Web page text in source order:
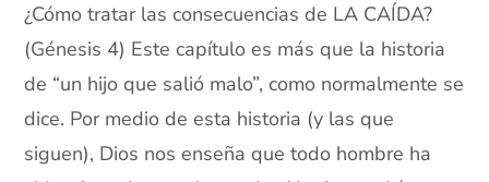
¿Cómo tratar las consecuencias de LA CAÍDA?
(Génesis 4) Este capítulo es más que la historia
de “un hijo que salió malo”, como normalmente se
dice. Por medio de esta historia (y las que
siguen), Dios nos enseña que todo hombre ha